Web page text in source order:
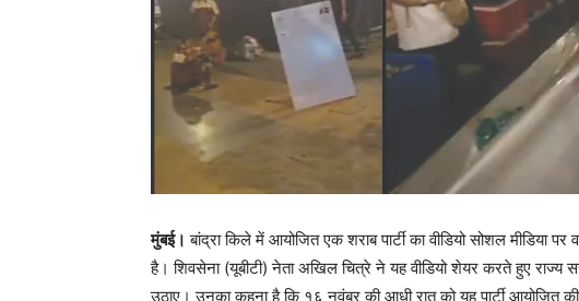
मुंबई। बांद्रा किले में आयोजित एक शराब पार्टी का वीडियो सोशल मीडिया
है। शिवसेना (यूबीटी) नेता अखिल चित्रे ने यह वीडियो शेयर करते हुए राज्य
उठाए। उनका कहना है कि १६ नवंबर की आधी रात को यह पार्टी आयोजित की